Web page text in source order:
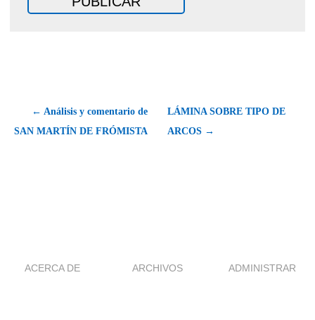
← Análisis y comentario de
SAN MARTÍN DE FRÓMISTA
LÁMINA SOBRE TIPO DE
ARCOS →
ACERCA DE ARCHIVOS ADMINISTRAR